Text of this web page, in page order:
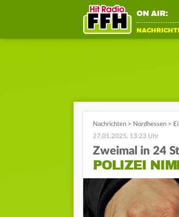
ON AIR:
Nachrichten > Nordhessen >
27.01.2025, 13:23 Uhr
Zweimal in 24
POLIZEI